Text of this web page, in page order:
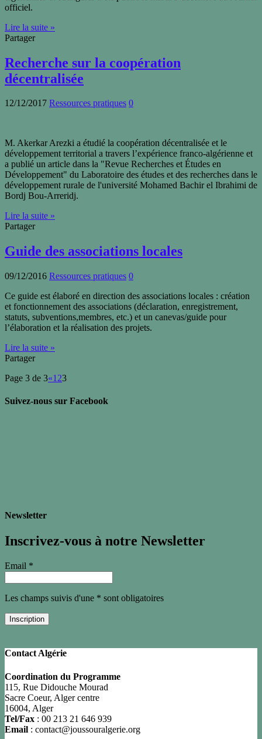
officiel.
Lire la suite »
Partager
Recherche sur la coopération
décentralisée
12/12/2017 Ressources pratiques 0
M. Akerkar Arezki a étudié la coopération décentralisée et le
développement territorial a travers l’expérience franco-algérienne et
a publié un article dans la "Revue Recherches et Études en
Développement" du Laboratoire des études et des recherches dans le
développement rurale de l'université Mohamed Bachir el Ibrahimi de
Bordj Bou-Arreridj.
Lire la suite »
Partager
Guide des associations locales
09/12/2016 Ressources pratiques 0
Ce guide est élaboré en direction des associations locales : création
et fonctionnement des associations (déclaration, enregistrement,
statuts, subventions,membres, etc.) et un canevas/guide pour
l’élaboration et la réalisation des projets.
Lire la suite »
Partager
Page 3 de 3«1 23
Suivez-nous sur Facebook
Newsletter
Inscrivez-vous à notre Newsletter
Email *
Les champs suivis d'une * sont obligatoires
Contact Algérie
Coordination du Programme
115, Rue Didouche Mourad
Sacre Coeur, Alger centre
16004, Alger
Tel/Fax : 00 213 21 646 939
Email : contact@joussouralgerie.org